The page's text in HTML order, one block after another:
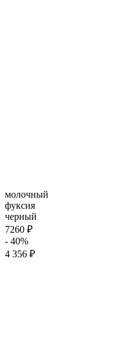
молочный
фуксия
черный
7260 ₽
- 40%
4 356 ₽